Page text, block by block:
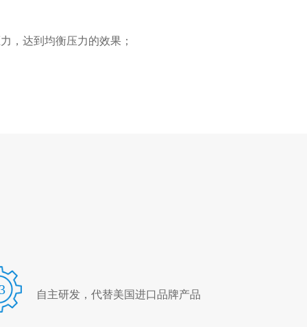
，达到均衡压力的效果；
自主研发，代替美国进口品牌产品